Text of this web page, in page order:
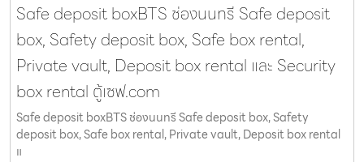
Safe deposit boxBTS ช่องนนทรี Safe deposit
box, Safety deposit box, Safe box rental,
Private vault, Deposit box rental และ Security
box rental ตู้เซฟ.com
Safe deposit boxBTS ช่องนนทรี Safe deposit box, Safety
deposit box, Safe box rental, Private vault, Deposit box rental
แ